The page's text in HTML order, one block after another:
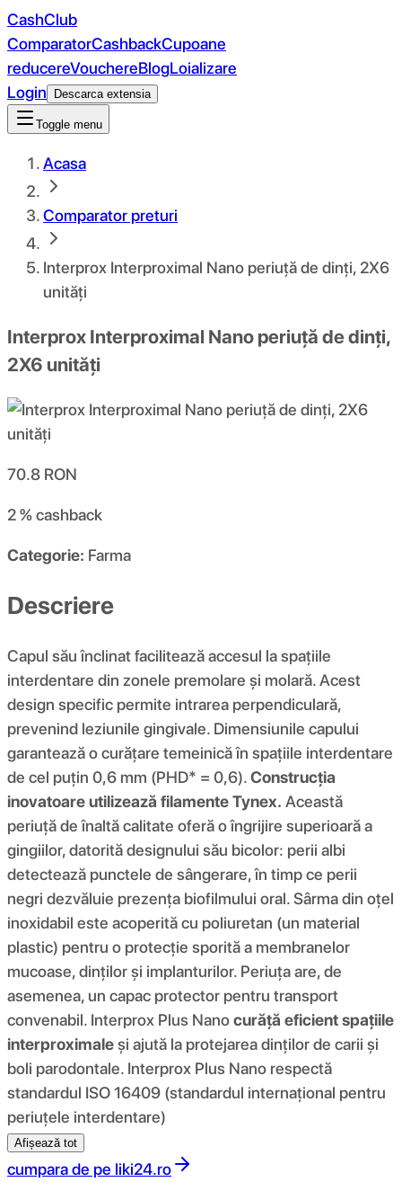
CashClub
ComparatorCashbackCupoane
reducereVouchereBlogLoializare
Login
Descarca extensia
Toggle menu
Acasa
Comparator preturi
Interprox Interproximal Nano periuță de dinți, 2X6
unități
Interprox Interproximal Nano periuță de dinți,
2X6 unități
70.8 RON
2 %cashback
Categorie: Farma
Descriere
Capul său înclinat facilitează accesul la spațiile
interdentare din zonele premolare și molară. Acest
design specific permite intrarea perpendiculară,
prevenind leziunile gingivale. Dimensiunile capului
garantează o curățare temeinică în spațiile interdentare
de cel puțin 0,6 mm (PHD* = 0,6).Construcția
inovatoare utilizează filamente Tynex. Această
periuță de înaltă calitate oferă o îngrijire superioară a
gingiilor, datorită designului său bicolor: perii albi
detectează punctele de sângerare, în timp ce perii
negri dezvăluie prezența biofilmului oral. Sârma din oțel
inoxidabil este acoperită cu poliuretan (un material
plastic) pentru o protecție sporită a membranelor
mucoase, dinților și implanturilor. Periuța are, de
asemenea, un capac protector pentru transport
convenabil. Interprox Plus Nanocurăță eficient spațiile
interproximaleși ajută la protejarea dinților de carii și
boli parodontale. Interprox Plus Nano respectă
standardul ISO 16409 (standardul internațional pentru
periuțele interdentare)
Afișează tot
cumpara de pe liki24.ro